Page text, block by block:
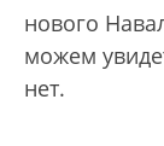
нового
можем
нет.